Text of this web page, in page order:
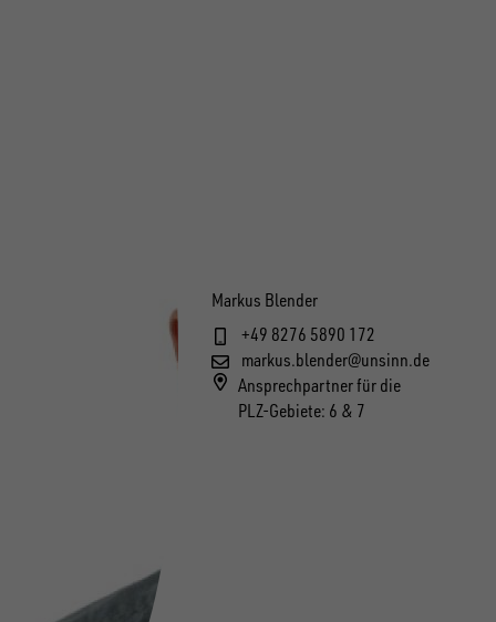
Markus Blender
+49 8276 5890 172
markus.blender@unsinn.de
Ansprechpartner für die
PLZ-Gebiete: 6 & 7